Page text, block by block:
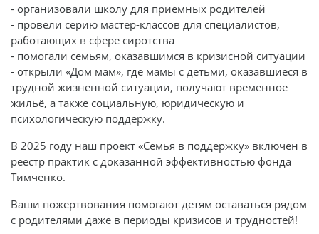
- организовали школу для приёмных родителей
- провели серию мастер-классов для специалистов,
работающих в сфере сиротства
- помогали семьям, оказавшимся в кризисной ситуации
- открыли «Дом мам», где мамы с детьми, оказавшиеся в
трудной жизненной ситуации, получают временное
жильё, а также социальную, юридическую и
психологическую поддержку.
В 2025 году наш проект «Семья в поддержку» включен в
реестр практик с доказанной эффективностью фонда
Тимченко.
Ваши пожертвования помогают детям оставаться рядом
с родителями даже в периоды кризисов и трудностей!